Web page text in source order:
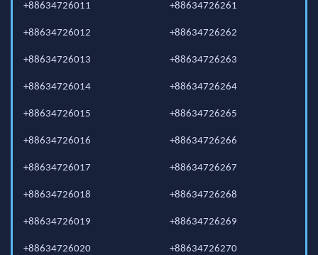
+88634726011
+88634726012
+88634726013
+88634726014
+88634726015
+88634726016
+88634726017
+88634726018
+88634726019
+88634726020
+88634726261
+88634726262
+88634726263
+88634726264
+88634726265
+88634726266
+88634726267
+88634726268
+88634726269
+88634726270